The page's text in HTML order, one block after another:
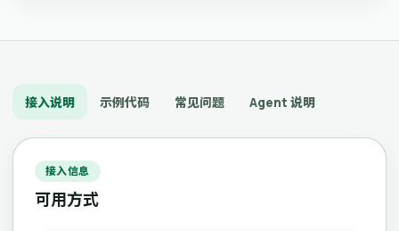
接入说明 示例代码 常见问题 Agent 说明
接入信息
可用方式